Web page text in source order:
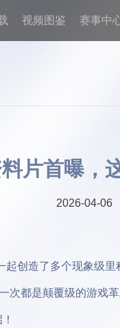
视频图鉴 赛事中
片首曝，
2026-04-06
创造了多个现象级里
都是颠覆级的游戏革